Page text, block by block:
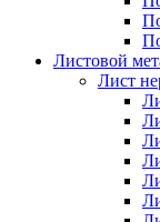
Листовой
Лист